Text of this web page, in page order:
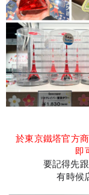
於東京鐵塔官方
即
要記得先
有時候